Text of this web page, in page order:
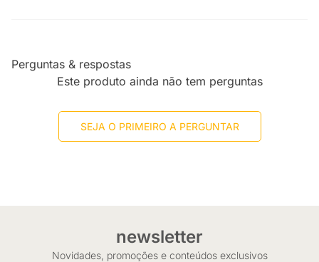
Perguntas & respostas
Este produto ainda não tem perguntas
SEJA O PRIMEIRO A PERGUNTAR
newsletter
Novidades, promoções e conteúdos exclusivos